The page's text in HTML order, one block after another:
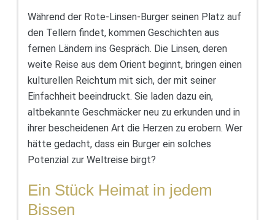
Während der Rote-Linsen-Burger seinen Platz auf
den Tellern findet, kommen Geschichten aus
fernen Ländern ins Gespräch. Die Linsen, deren
weite Reise aus dem Orient beginnt, bringen einen
kulturellen Reichtum mit sich, der mit seiner
Einfachheit beeindruckt. Sie laden dazu ein,
altbekannte Geschmäcker neu zu erkunden und in
ihrer bescheidenen Art die Herzen zu erobern. Wer
hätte gedacht, dass ein Burger ein solches
Potenzial zur Weltreise birgt?
Ein Stück Heimat in jedem
Bissen